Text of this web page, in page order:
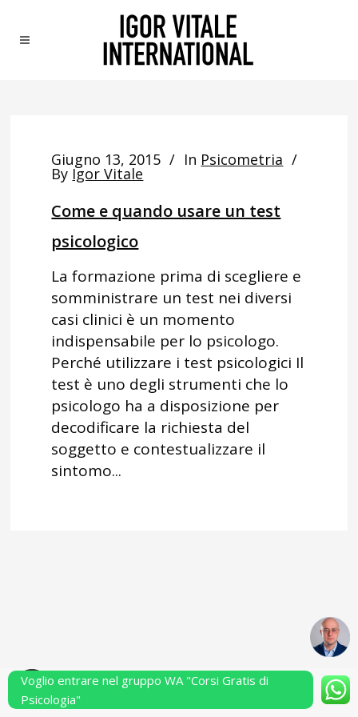
Giugno 13, 2015 In Psicometria
By Igor Vitale
Come e quando usare un test
psicologico
La formazione prima di scegliere e
somministrare un test nei diversi
casi clinici è un momento
indispensabile per lo psicologo.
Perché utilizzare i test psicologici Il
test è uno degli strumenti che lo
psicologo ha a disposizione per
decodificare la richiesta del
soggetto e contestualizzare il
sintomo...
Powered by Performarsi S.a.s.
Voglio entrare nel gruppo WA "Corsi Gratis di
Psicologia"